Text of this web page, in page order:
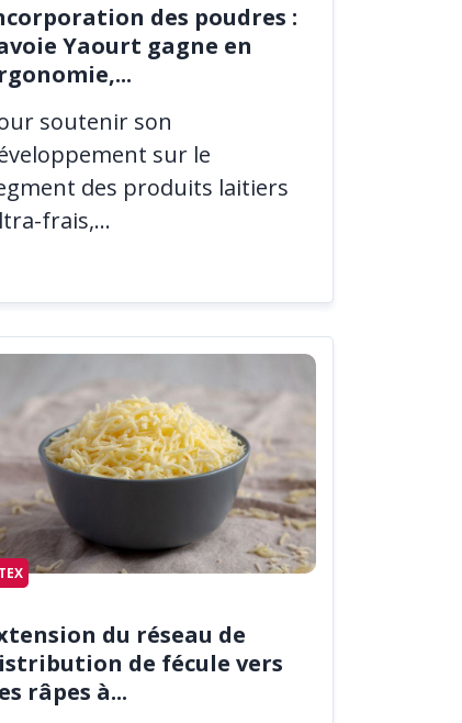
des poudres :
Yaourt gagne en
soutenir son
sur le
des produits laitiers
frais,...
du réseau de
de fécule vers
râpes à...